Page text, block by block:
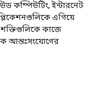
কম্পিউটিং, ইন্টারনেট
এগিয়ে
কাজে
আন্তঃসংযোগের